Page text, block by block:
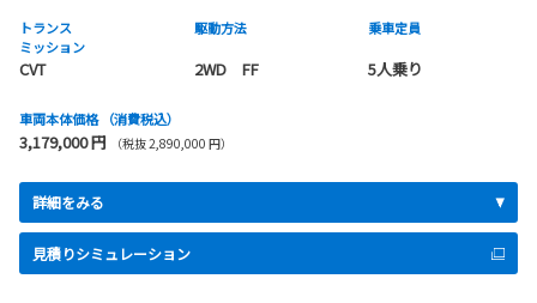
トランス
ミッション
CVT
駆動方法
2WD FF
乗車定員
5人乗り
車両本体価格 （消費税込）
3,179,000 円 （税抜 2,890,000 円）
詳細をみる
見積りシミュレーション